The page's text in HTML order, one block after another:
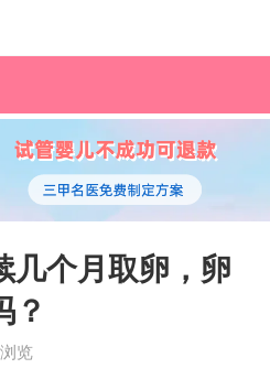
孕育百科
综合资讯
几个月取卵，卵
？
览